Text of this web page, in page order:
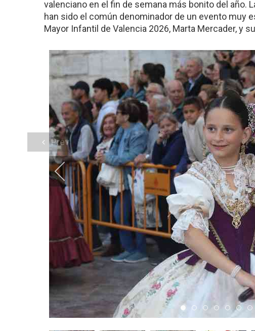
valenciano en el fin de semana más bonito del año.
han sido el común denominador de un evento muy
Mayor Infantil de Valencia 2026, Marta Mercader, y
Item 0Item 1Item 2
Item 3Item 4
Prev